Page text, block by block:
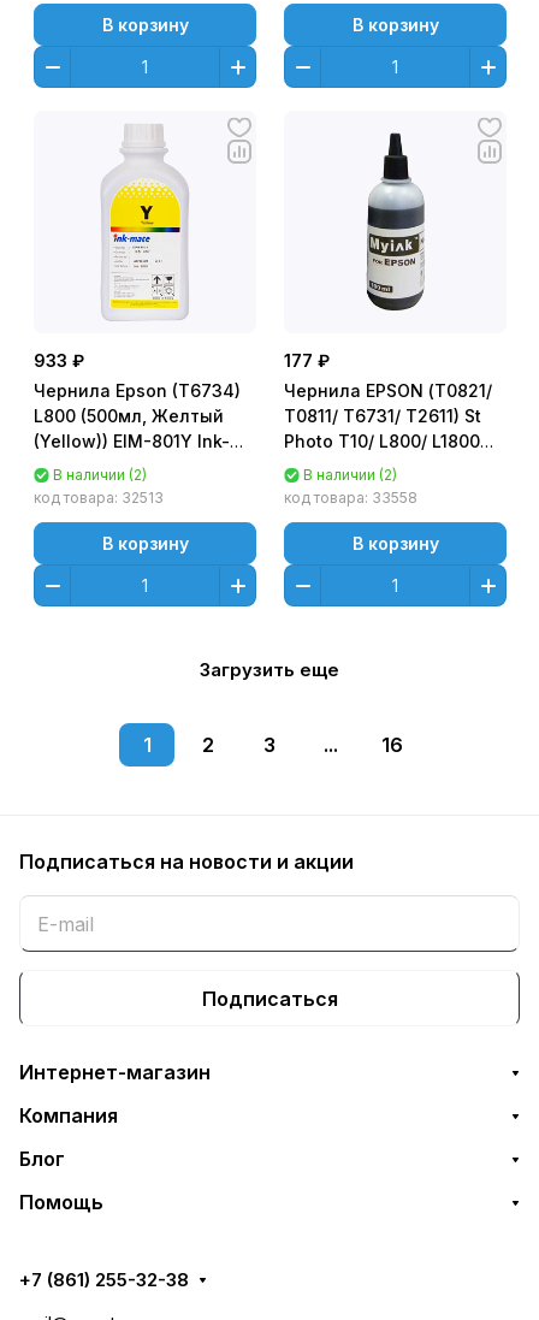
В корзину В корзину
933 ₽
Чернила Epson (T6734)
L800 (500мл, Желтый
(Yellow)) EIM-801Y Ink-
MateВ наличии (2)
код товара: 32513
В корзину
177 ₽
Чернила EPSON (Т0821/
T0811/ T6731/ T2611) St
Photo T10/ L800/ L1800
(100 мл, Черный (Black))
EI-BK77 Gloria™ MyInk
В наличии (2)
код товара: 33558
В корзину
Загрузить еще
1 2 3 ... 16
Подписаться на новости и акции
Подписаться
Интернет-магазин
Компания
Блог
Помощь
+7 (861) 255-32-38